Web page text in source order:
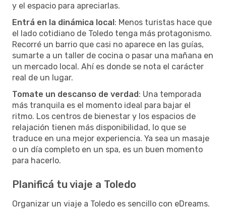
y el espacio para apreciarlas.
Entrá en la dinámica local: Menos turistas hace que
el lado cotidiano de Toledo tenga más protagonismo.
Recorré un barrio que casi no aparece en las guías,
sumarte a un taller de cocina o pasar una mañana en
un mercado local. Ahí es donde se nota el carácter
real de un lugar.
Tomate un descanso de verdad: Una temporada
más tranquila es el momento ideal para bajar el
ritmo. Los centros de bienestar y los espacios de
relajación tienen más disponibilidad, lo que se
traduce en una mejor experiencia. Ya sea un masaje
o un día completo en un spa, es un buen momento
para hacerlo.
Planificá tu viaje a Toledo
Organizar un viaje a Toledo es sencillo con eDreams.